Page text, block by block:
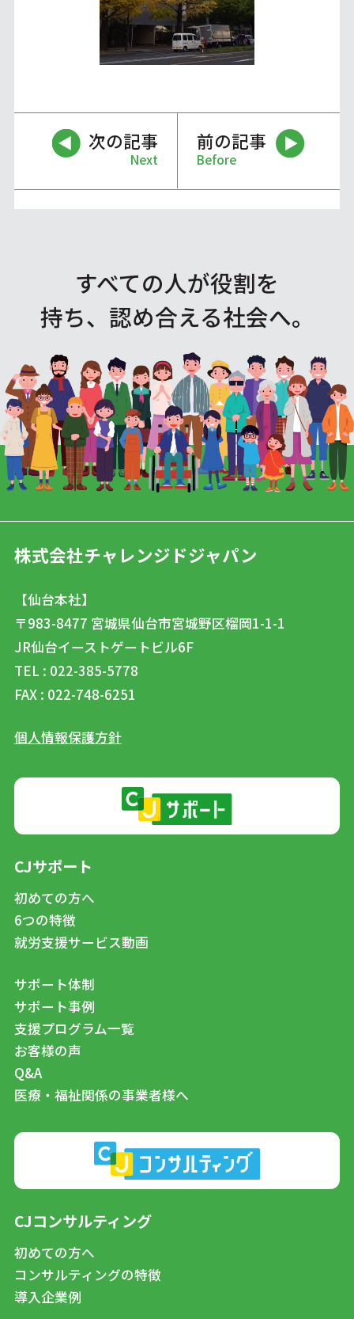
次の記事
Next
前の記事
Before
すべての人が役割を
持ち、認め合える社会へ。
株式会社チャレンジドジャパン
【仙台本社】
〒983-8477 宮城県仙台市宮城野区榴岡1-1-1
JR仙台イーストゲートビル6F
TEL : 022-385-5778
FAX : 022-748-6251
個人情報保護方針
CJサポート
初めての方へ
6つの特徴
就労支援サービス動画
サポート体制
サポート事例
支援プログラム一覧
お客様の声
Q&A
医療・福祉関係の事業者様へ
CJコンサルティング
初めての方へ
コンサルティングの特徴
導入企業例